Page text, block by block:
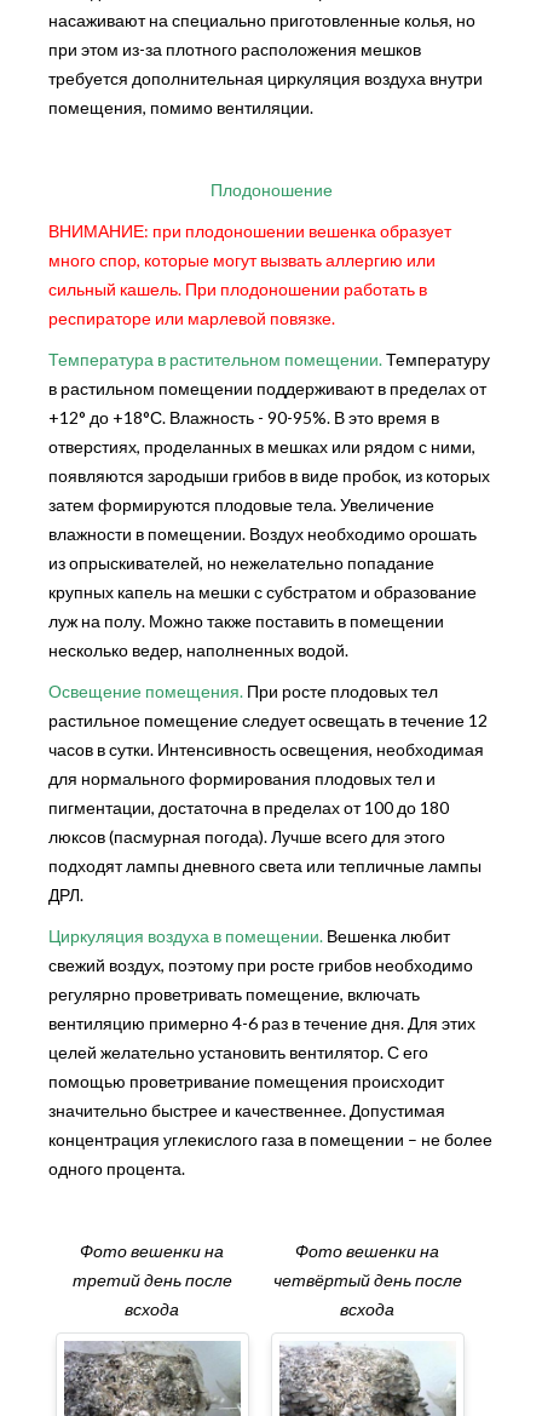
насаживают на специально приготовленные колья, но
при этом из-за плотного расположения мешков
требуется дополнительная циркуляция воздуха внутри
помещения, помимо вентиляции.
Плодоношение
ВНИМАНИЕ: при плодоношении вешенка образует
много спор, которые могут вызвать аллергию или
сильный кашель. При плодоношении работать в
респираторе или марлевой повязке.
Температура в растительном помещении.Температуру
в растильном помещении поддерживают в пределах от
+12° до +18°С. Влажность - 90-95%. В это время в
отверстиях, проделанных в мешках или рядом с ними,
появляются зародыши грибов в виде пробок, из которых
затем формируются плодовые тела. Увеличение
влажности в помещении. Воздух необходимо орошать
из опрыскивателей, но нежелательно попадание
крупных капель на мешки с субстратом и образование
луж на полу. Можно также поставить в помещении
несколько ведер, наполненных водой.
Освещение помещения. При росте плодовых тел
растильное помещение следует освещать в течение 12
часов в сутки. Интенсивность освещения, необходимая
для нормального формирования плодовых тел и
пигментации, достаточна в пределах от 100 до 180
люксов (пасмурная погода). Лучше всего для этого
подходят лампы дневного света или тепличные лампы
ДРЛ.
Циркуляция воздуха в помещении. Вешенка любит
свежий воздух, поэтому при росте грибов необходимо
регулярно проветривать помещение, включать
вентиляцию примерно 4-6 раз в течение дня. Для этих
целей желательно установить вентилятор. С его
помощью проветривание помещения происходит
значительно быстрее и качественнее. Допустимая
концентрация углекислого газа в помещении – не более
одного процента.
Фото вешенки на
третий день после
всхода
Фото вешенки на
четвёртый день после
всхода